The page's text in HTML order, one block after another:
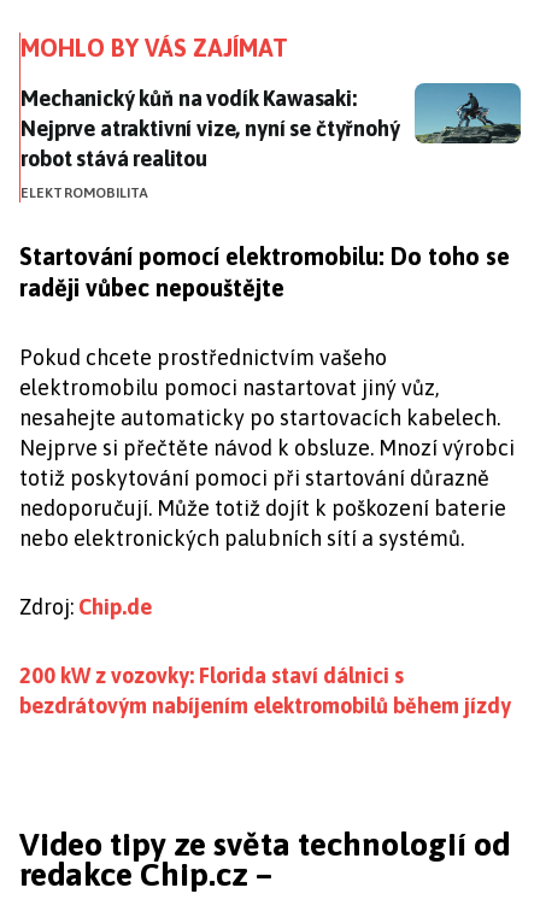
MOHLO BY VÁS ZAJÍMAT
Mechanický kůň na vodík Kawasaki: Nejprve
Mechanický kůň na vodík Kawasaki:
Nejprve atraktivní vize, nyní se čtyřnohý
robot stává realitou
ELEKTROMOBILITA
Startování pomocí elektromobilu: Do toho se
raději vůbec nepouštějte
Pokud chcete prostřednictvím vašeho
elektromobilu pomoci nastartovat jiný vůz,
nesahejte automaticky po startovacích kabelech.
Nejprve si přečtěte návod k obsluze. Mnozí výrobci
totiž poskytování pomoci při startování důrazně
nedoporučují. Může totiž dojít k poškození baterie
nebo elektronických palubních sítí a systémů.
Zdroj: Chip.de
200 kW z vozovky: Florida staví dálnici s
bezdrátovým nabíjením elektromobilů během jízdy
Video tipy ze světa technologií od
redakce Chip.cz –